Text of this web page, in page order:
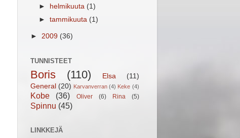
► helmikuuta (1)
► tammikuuta (1)
► 2009 (36)
TUNNISTEET
Boris (110) Elsa
(11)
General (20) Karvanverran (4) Keke (4)
Kobe (36) Oliver (6) Rina (5)
Spinnu (45)
LINKKEJÄ